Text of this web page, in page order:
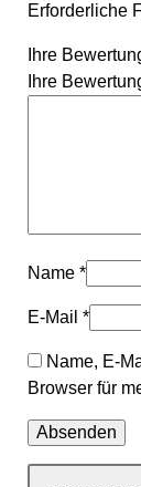
Erforderliche
Ihre
Ihre
Name *
E-Mail *
Name, E-
Browser für